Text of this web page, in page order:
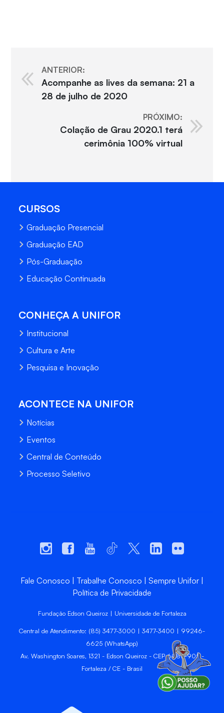
ANTERIOR:
Acompanhe as lives da semana: 21 a
28 de julho de 2020
PRÓXIMO:
Colação de Grau 2020.1 terá
cerimônia 100% virtual
CURSOS
Graduação Presencial
Graduação EAD
Pós-Graduação
Educação Continuada
CONHEÇA A UNIFOR
Institucional
Cultura e Arte
Pesquisa e Inovação
ACONTECE NA UNIFOR
Notícias
Eventos
Central de Conteúdo
Processo Seletivo
Fale Conosco Trabalhe Conosco
Sempre Unifor
Política de Privacidade
Fundação Edson Queiroz | Universidade de Fortaleza
Central de Atendimento: (85) 3477-3000 | 3477-3400 | 99246-
6625 (WhatsApp)
Av. Washington Soares, 1321 - Edson Queiroz - CEP 60811-905 -
Fortaleza / CE - Brasil